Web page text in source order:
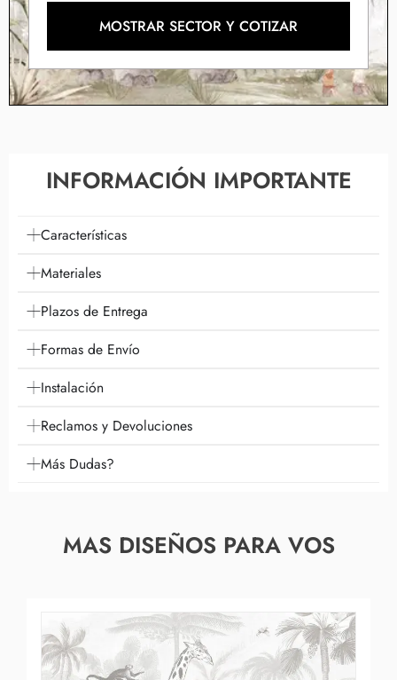
MOSTRAR SECTOR Y COTIZAR
INFORMACIÓN IMPORTANTE
Características
Materiales
Plazos de Entrega
Formas de Envío
Instalación
Reclamos y Devoluciones
Más Dudas?
MAS DISEÑOS PARA VOS